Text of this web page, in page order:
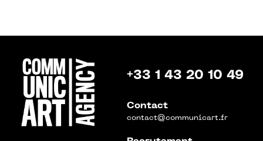
+33 1 43 20 10 49
Contact
contact@communicart.fr